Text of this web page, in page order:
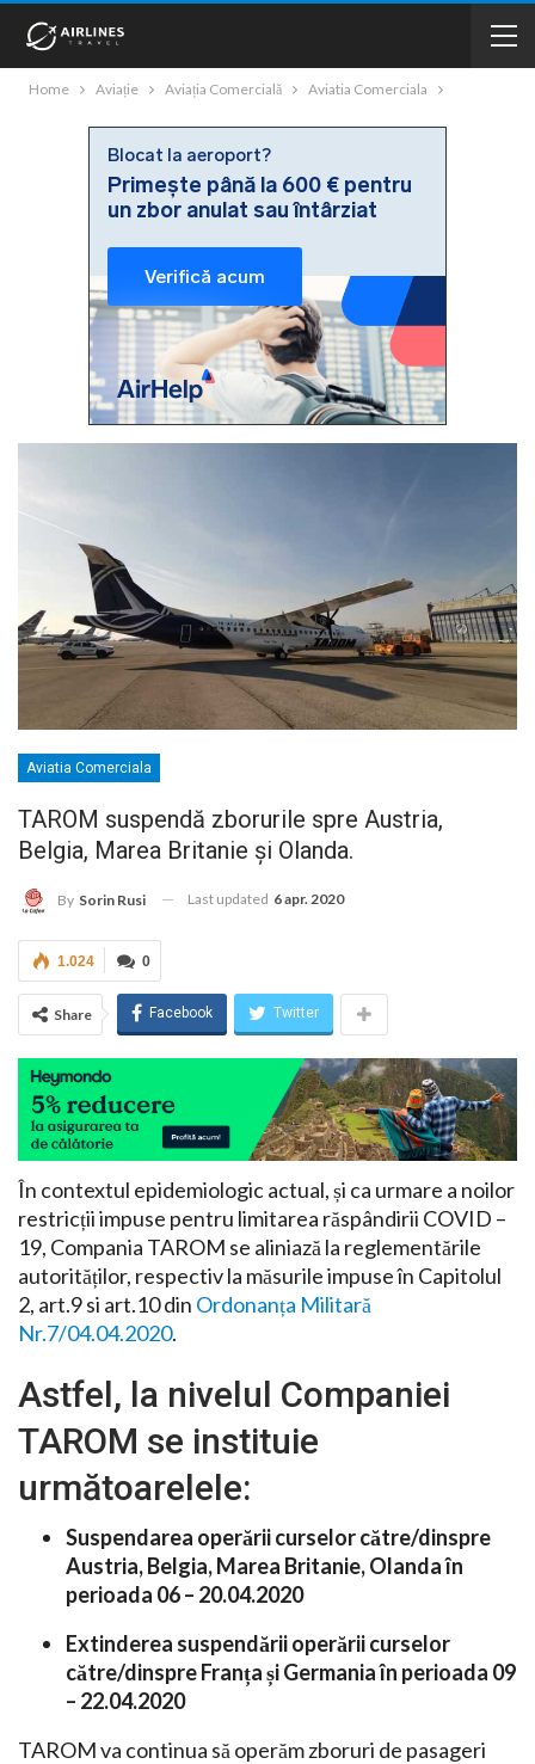
Home Aviație Aviația Comercială Aviatia Comerciala
Aviatia Comerciala
TAROM suspendă zborurile spre Austria,
Belgia, Marea Britanie și Olanda.
By Sorin Rusi Last updated 6 apr. 2020
0
1.024
Share Facebook Twitter
În contextul epidemiologic actual, și ca urmare a noilor
restricții impuse pentru limitarea răspândirii COVID –
19, Compania TAROM se aliniază la reglementările
autorităților, respectiv la măsurile impuse în Capitolul
2, art.9 si art.10 din Ordonanța Militară
Nr.7/04.04.2020.
Astfel, la nivelul Companiei
TAROM se instituie
următoarelele:
Suspendarea operării curselor către/dinspre
Austria, Belgia, Marea Britanie, Olanda în
perioada 06 – 20.04.2020
Extinderea suspendării operării curselor
către/dinspre Franța și Germania în perioada 09
– 22.04.2020
TAROM va continua să operăm zboruri de pasageri